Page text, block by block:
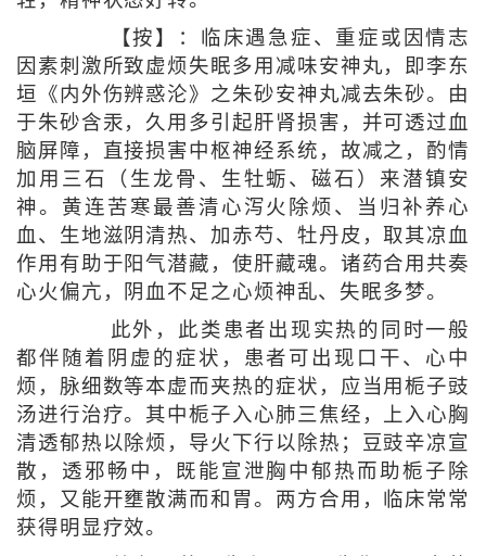
【按】：临床遇急症、重症或因情志
因素刺激所致虚烦失眠多用减味安神丸，即李东
垣《内外伤辨惑沦》之朱砂安神丸减去朱砂。由
于朱砂含汞，久用多引起肝肾损害，并可透过血
脑屏障，直接损害中枢神经系统，故减之，酌情
加用三石（生龙骨、生牡蛎、磁石）来潜镇安
神。黄连苦寒最善清心泻火除烦、当归补养心
血、生地滋阴清热、加赤芍、牡丹皮，取其凉血
作用有助于阳气潜藏，使肝藏魂。诸药合用共奏
心火偏亢，阴血不足之心烦神乱、失眠多梦。
此外，此类患者出现实热的同时一般
都伴随着阴虚的症状，患者可出现口干、心中
烦，脉细数等本虚而夹热的症状，应当用栀子豉
汤进行治疗。其中栀子入心肺三焦经，上入心胸
清透郁热以除烦，导火下行以除热；豆豉辛凉宣
散，透邪畅中，既能宣泄胸中郁热而助栀子除
烦，又能开壅散满而和胃。两方合用，临床常常
获得明显疗效。